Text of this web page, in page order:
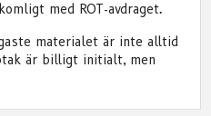
med ROT-avdraget.
materialet är inte alltid
är billigt initialt, men